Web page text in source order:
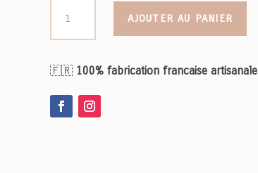
parfumée
Hotel
AJOUTER AU PANIER
🇫🇷 100% fabrication francaise artisanale